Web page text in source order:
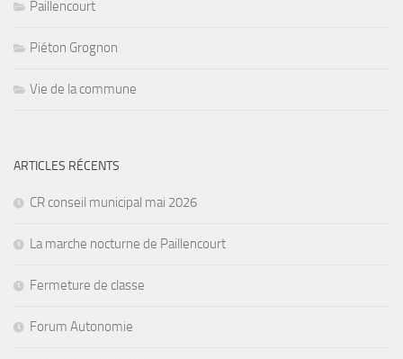
Paillencourt
Piéton Grognon
Vie de la commune
ARTICLES RÉCENTS
CR conseil municipal mai 2026
La marche nocturne de Paillencourt
Fermeture de classe
Forum Autonomie